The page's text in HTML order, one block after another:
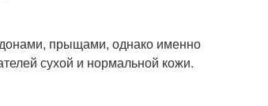
прыщами, однако именно
сухой и нормальной кожи.